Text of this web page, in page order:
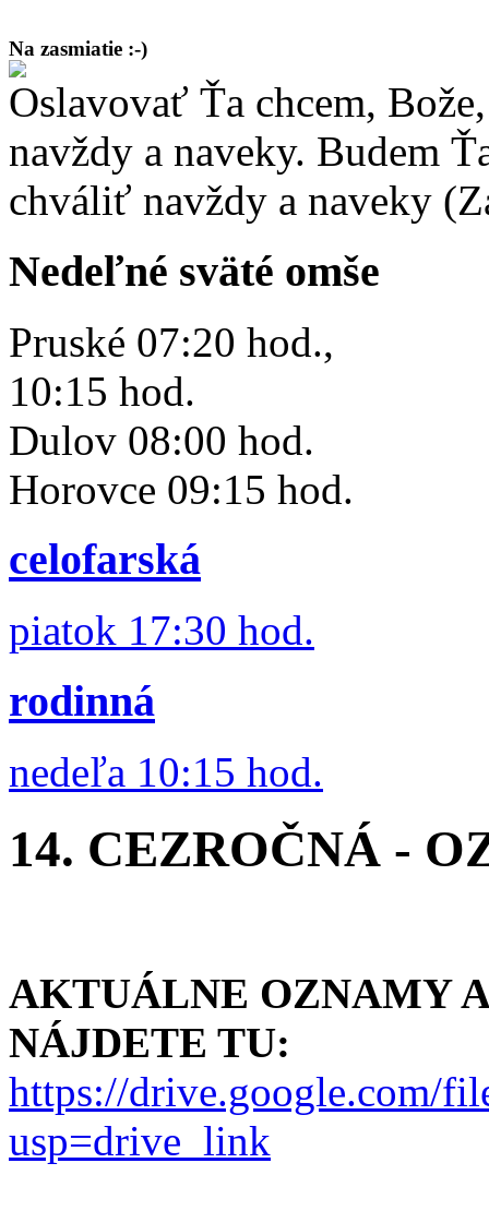
Na zasmiatie :-)
Malý chlapec sa modlí:
Pane Bože, ďakujem za otecka, za mamičku a prosím aj za Teba,
Oslavovať Ťa chcem,
navždy a naveky. Budem
chváliť navždy a naveky
Nedeľné sväté omše
Pruské 07:20 hod.,
10:15 hod.
Dulov 08:00 hod.
Horovce 09:15 hod.
celofarská
piatok 17:30 hod.
rodinná
nedeľa 10:15 hod.
14. CEZROČNÁ -
AKTUÁLNE OZNAMY
NÁJDETE TU:
https://drive.google.com/
usp=drive_link